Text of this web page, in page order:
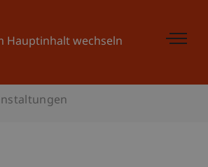
Hauptinhalt wechseln